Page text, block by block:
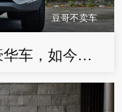
豆哥不卖车
豆车一分钟：曾号称德系豪华车，如今打回原形降价求销量